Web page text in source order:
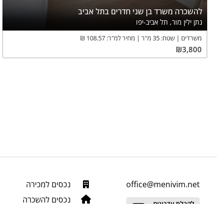
להשכרה משרד בן שני חדרים בתל אביב
נתן ילין מור, תל אביב-יפו
משרדים שטח: 35 מ"ר מחיר למ"ר: 108.57
₪
₪3,800
office@menivim.net
נכסים למכירה
נכסים להשכרה